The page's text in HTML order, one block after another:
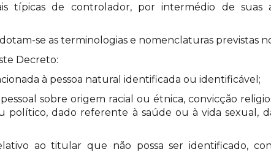
típicas de controlador, por intermédio de suas
se as terminologias e nomenclaturas previstas no
Decreto:
à pessoa natural identificada ou identificável;
sobre origem racial ou étnica, convicção
político, dado referente à saúde ou à vida sexual,
ao titular que não possa ser identificado,